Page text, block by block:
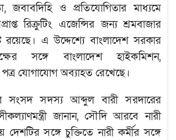
জবাবদিহি ও প্রতিযোগিতার মাধ্যমে
রিক্রুটিং এজেন্সির জন্য শ্রমবাজার
রয়েছে। এ উদ্দেশ্যে বাংলাদেশ সরকার
সঙ্গে বাংলাদেশ হাইকমিশন,
পত্র যোগাযোগ অব্যাহত রেখেছে।
সংসদ সদস্য আব্দুল বারী সরদারের
জানান, সৌদি আরবে নারী
দেশটির সঙ্গে চুক্তিতে নারী কর্মীর সঙ্গে